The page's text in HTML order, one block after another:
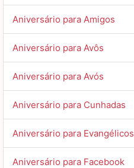
Aniversário para Amigos
Aniversário para Avôs
Aniversário para Avós
Aniversário para Cunhadas
Aniversário para Evangélicos
Aniversário para Facebook